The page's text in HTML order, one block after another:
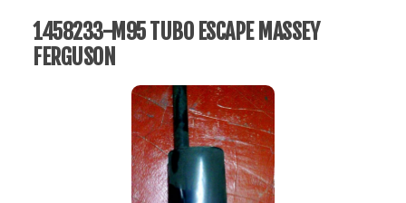
1458233-M95 TUBO ESCAPE MASSEY
FERGUSON